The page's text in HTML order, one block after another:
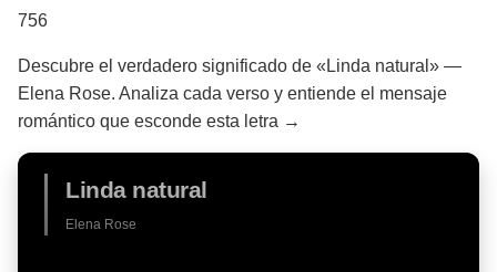
756
Descubre el verdadero significado de «Linda natural» —
Elena Rose. Analiza cada verso y entiende el mensaje
romántico que esconde esta letra →
Linda natural
Elena Rose